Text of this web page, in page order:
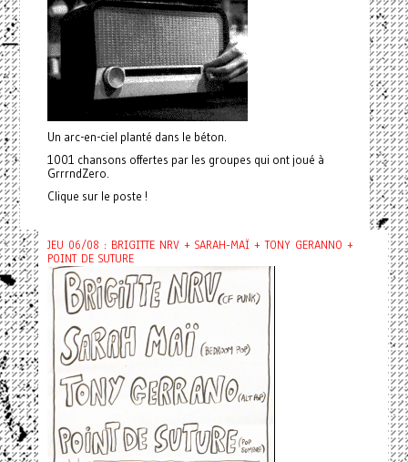
Un arc-en-ciel planté dans le béton.
1001 chansons offertes par les groupes qui ont joué à
GrrrndZero.
Clique sur le poste !
JEU 06/08 : BRIGITTE NRV + SARAH-MAÏ + TONY GERANNO +
POINT DE SUTURE